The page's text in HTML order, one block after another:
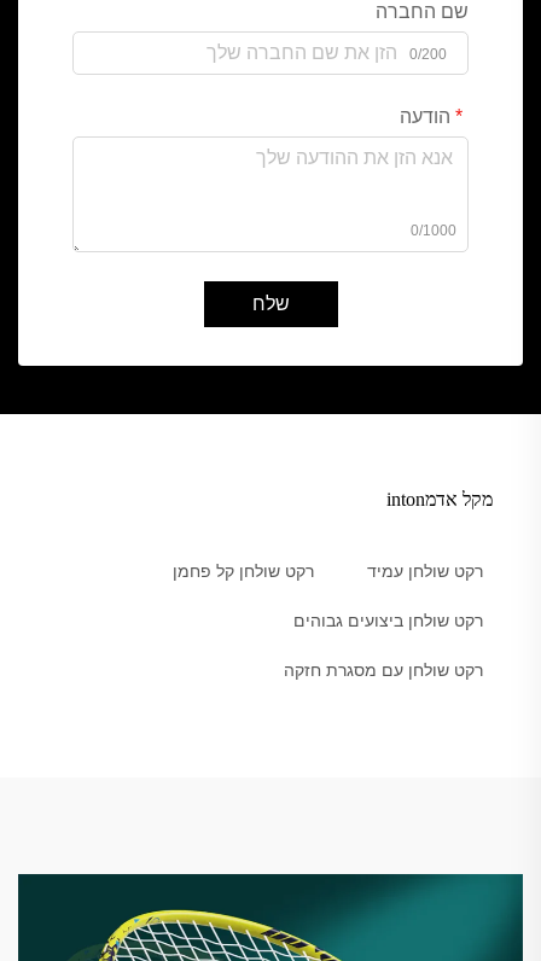
שם החברה
0/200
הודעה
0/1000
שלח
מקל אדמinton
רקט שולחן עמיד רקט שולחן קל פחמן
רקט שולחן ביצועים גבוהים
רקט שולחן עם מסגרת חזקה